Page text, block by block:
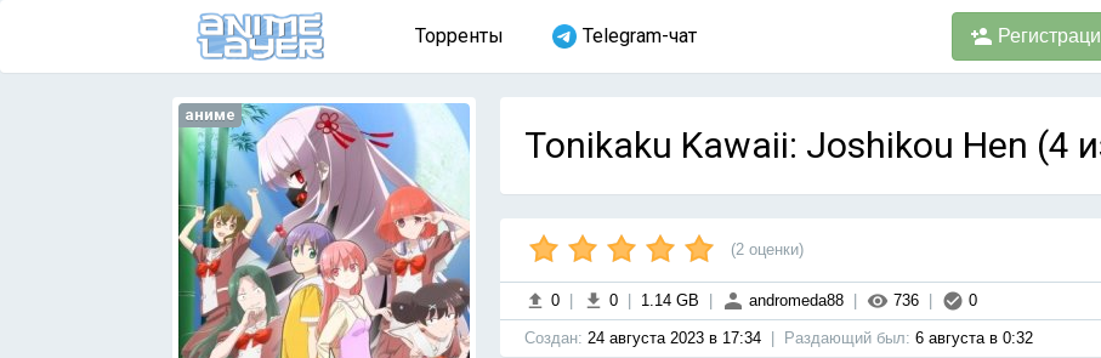
Торренты Telegram-чат
аниме
Tonikaku Kawaii: Joshikou Hen (4
(2 оценки)
0 0 1.14 GB andromeda88 736 0
Cоздан: 24 августа 2023 в 17:34 Раздающий был: 6 августа в 0:32